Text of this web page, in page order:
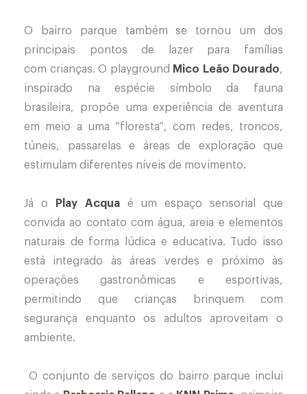
O bairro parque também se tornou um dos
principais pontos de lazer para famílias
com crianças. O playground Mico Leão Dourado,
inspirado na espécie símbolo da fauna
brasileira, propõe uma experiência de aventura
em meio a uma “floresta”, com redes, troncos,
túneis, passarelas e áreas de exploração que
estimulam diferentes níveis de movimento.
Já o Play Acquaé um espaço sensorial que
convida ao contato com água, areia e elementos
naturais de forma lúdica e educativa. Tudo isso
está integrado às áreas verdes e próximo às
operações gastronômicas e esportivas,
permitindo que crianças brinquem com
segurança enquanto os adultos aproveitam o
ambiente.
O conjunto de serviços do bairro parque inclui